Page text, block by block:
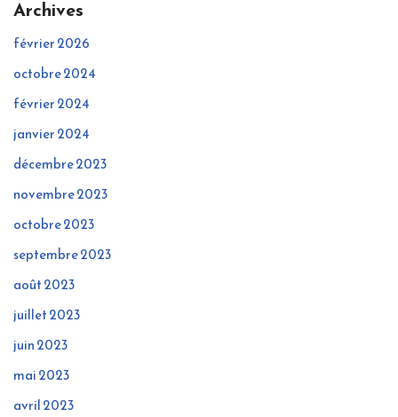
Archives
février 2026
octobre 2024
février 2024
janvier 2024
décembre 2023
novembre 2023
octobre 2023
septembre 2023
août 2023
juillet 2023
juin 2023
mai 2023
avril 2023